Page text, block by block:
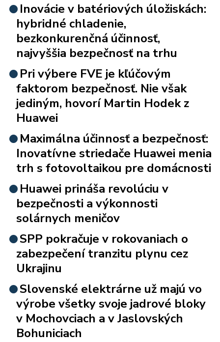
Inovácie v batériových úložiskách:
hybridné chladenie,
bezkonkurenčná účinnosť,
najvyššia bezpečnosť na trhu
Pri výbere FVE je kľúčovým
faktorom bezpečnosť. Nie však
jediným, hovorí Martin Hodek z
Huawei
Maximálna účinnosť a bezpečnosť:
Inovatívne striedače Huawei menia
trh s fotovoltaikou pre domácnosti
Huawei prináša revolúciu v
bezpečnosti a výkonnosti
solárnych meničov
SPP pokračuje v rokovaniach o
zabezpečení tranzitu plynu cez
Ukrajinu
Slovenské elektrárne už majú vo
výrobe všetky svoje jadrové bloky
v Mochovciach a v Jaslovských
Bohuniciach